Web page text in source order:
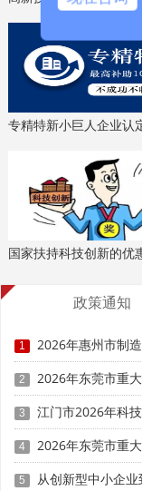
尊福
6 广东
政策通知
1 2026年惠州市制造业当家专项资
2 2026年东莞市重大科技
3 江门市2026年科技支
4 2026年东莞市重
5 从创新型中小企业到技